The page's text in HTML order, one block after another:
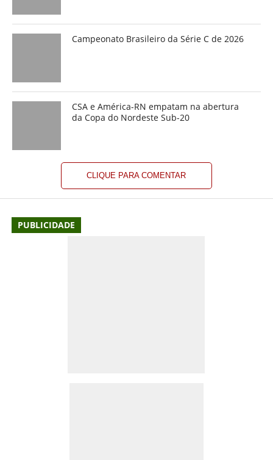
Campeonato Brasileiro da Série C de 2026
CSA e América-RN empatam na abertura
da Copa do Nordeste Sub-20
CLIQUE PARA COMENTAR
PUBLICIDADE